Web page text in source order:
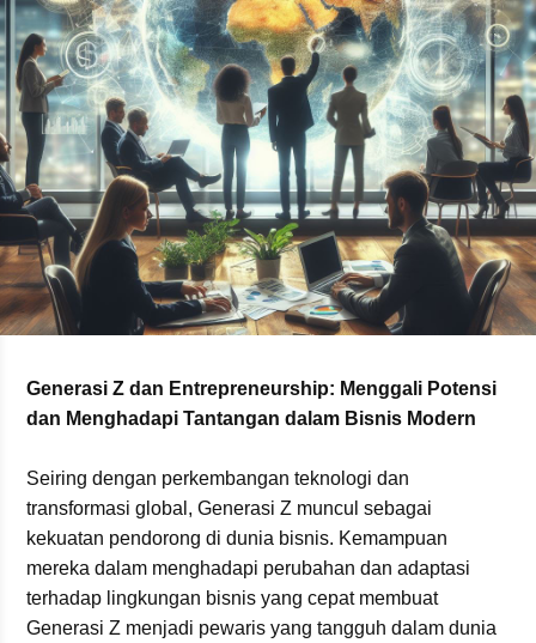
Generasi Z dan Entrepreneurship: Menggali Potensi
dan Menghadapi Tantangan dalam Bisnis Modern
Seiring dengan perkembangan teknologi dan
transformasi global, Generasi Z muncul sebagai
kekuatan pendorong di dunia bisnis. Kemampuan
mereka dalam menghadapi perubahan dan adaptasi
terhadap lingkungan bisnis yang cepat membuat
Generasi Z menjadi pewaris yang tangguh dalam dunia